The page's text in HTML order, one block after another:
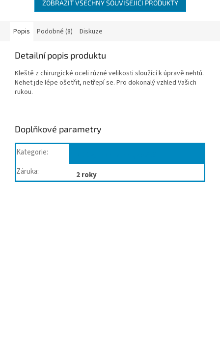
ZOBRAZIT VŠECHNY SOUVISEJÍCÍ PRODUKTY
Popis Podobné (8) Diskuze
Detailní popis produktu
Kleště z chirurgické oceli různé velikosti sloužící k úpravě nehtů.
Nehet jde lépe ošetřit, netřepí se. Pro dokonalý vzhled Vašich
rukou.
Doplňkové parametry
Kategorie:
Záruka: 2 roky